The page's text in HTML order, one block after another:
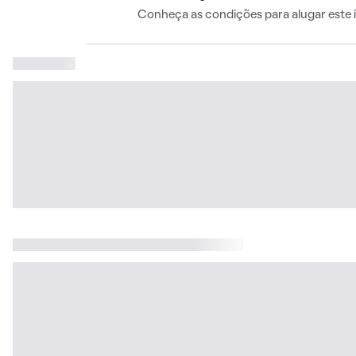
Conheça as condições para alugar este